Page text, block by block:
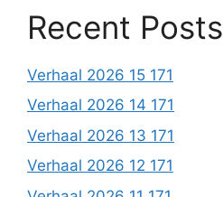
Recent Posts
Verhaal 2026 15 171
Verhaal 2026 14 171
Verhaal 2026 13 171
Verhaal 2026 12 171